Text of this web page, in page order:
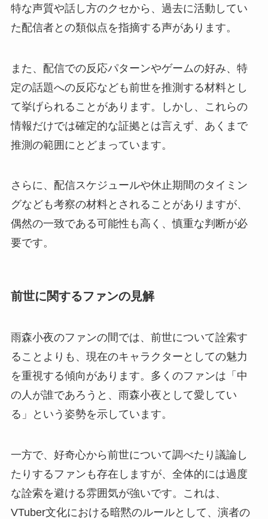
特な声質や話し方のクセから、過去に活動してい
た配信者との類似点を指摘する声があります。
また、配信での反応パターンやゲームの好み、特
定の話題への反応なども前世を推測する材料とし
て挙げられることがあります。しかし、これらの
情報だけでは確定的な証拠とは言えず、あくまで
推測の範囲にとどまっています。
さらに、配信スケジュールや休止期間のタイミン
グなども考察の材料とされることがありますが、
偶然の一致である可能性も高く、慎重な判断が必
要です。
前世に関するファンの見解
雨森小夜のファンの間では、前世について詮索す
ることよりも、現在のキャラクターとしての魅力
を重視する傾向があります。多くのファンは「中
の人が誰であろうと、雨森小夜として愛してい
る」という姿勢を示しています。
一方で、好奇心から前世について調べたり議論し
たりするファンも存在しますが、全体的には過度
な詮索を避ける雰囲気が強いです。これは、
VTuber文化における暗黙のルールとして、演者の